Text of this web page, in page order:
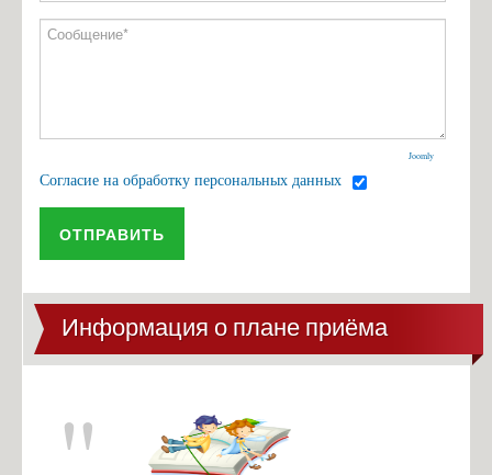
Joomly
Согласие на обработку персональных данных
ОТПРАВИТЬ
Информация о плане приёма